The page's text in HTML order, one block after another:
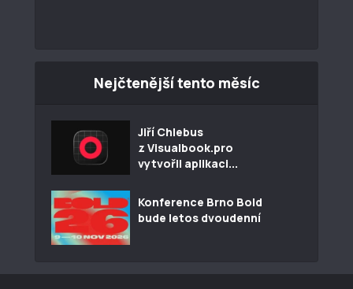
Nejčtenější tento měsíc
Jiří Chlebus
z Visualbook.pro
vytvořil aplikaci...
Konference Brno Bold
bude letos dvoudenní